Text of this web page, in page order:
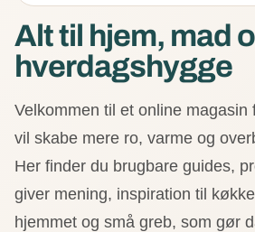
Alt til hjem, mad
hverdagshygge
Velkommen til et online magasin
vil skabe mere ro, varme og
Her finder du brugbare guides,
giver mening, inspiration til
hjemmet og små greb, som gør